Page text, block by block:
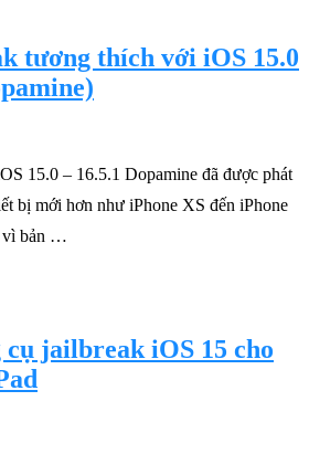
tương thích với iOS 15.0
15.0 – 16.5.1 Dopamine đã được phát
bị mới hơn như iPhone XS đến iPhone
vì bản …
cụ jailbreak iOS 15 cho